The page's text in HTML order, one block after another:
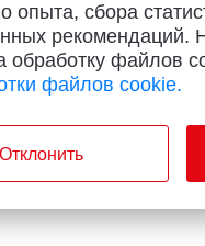
руб./мес.
руб. 899руб.
магазине
опыта, сбора
рекомендаций.
обработку файлов
файлов cookie.
Отклонить